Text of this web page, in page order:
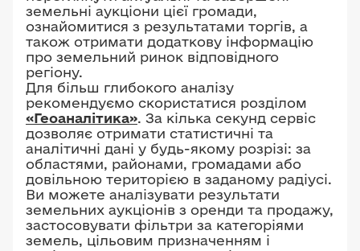
земельні аукціони цієї громади,
ознайомитися з результатами торгів, а
також отримати додаткову інформацію
про земельний ринок відповідного
регіону.
Для більш глибокого аналізу
рекомендуємо скористатися розділом
«Геоаналітика». За кілька секунд сервіс
дозволяє отримати статистичні та
аналітичні дані у будь-якому розрізі: за
областями, районами, громадами або
довільною територією в заданому радіусі.
Ви можете аналізувати результати
земельних аукціонів з оренди та продажу,
застосовувати фільтри за категоріями
земель, цільовим призначенням і